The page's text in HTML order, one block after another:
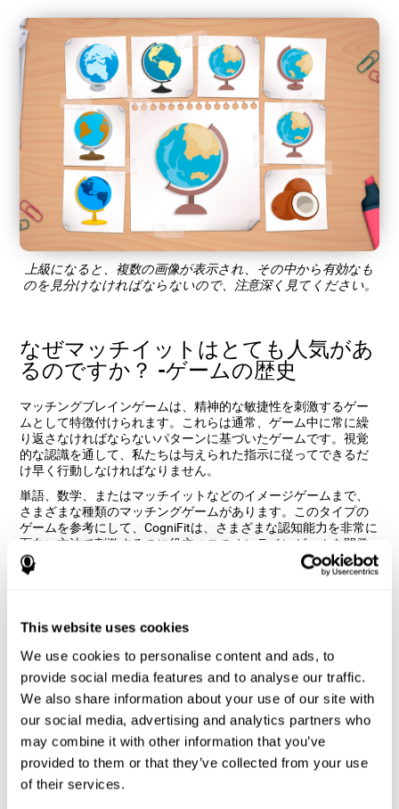
This website uses cookies
We use cookies to personalise content and ads, to
provide social media features and to analyse our traffic.
We also share information about your use of our site with
our social media, advertising and analytics partners who
may combine it with other information that you’ve
provided to them or that they’ve collected from your use
of their services.
上級になると、複数の画像が表示され、その中から有効なも
のを見分けなければならないので、注意深く見てください。
なぜマッチイットはとても人気があ
るのですか？ -ゲームの歴史
マッチングブレインゲームは、精神的な敏捷性を刺激するゲー
ムとして特徴付けられます。これらは通常、ゲーム中に常に繰
り返さなければならないパターンに基づいたゲームです。視覚
的な認識を通して、私たちは与えられた指示に従ってできるだ
け早く行動しなければなりません。
単語、数学、またはマッチイットなどのイメージゲームまで、
さまざまな種類のマッチングゲームがあります。このタイプの
ゲームを参考にして、CogniFitは、さまざまな認知能力を非常に
面白い方法で刺激するのに役立つこのオンラインゲームを開発
しました。
ますか？
CogniFitのマッチイットのようなゲームをプレイすると、特定の
神経活性化パターンが刺激されます。このパターンを一貫して
繰り返しトレーニングすることで、新しいシナプスを作り、神
経回路を再編成して、弱くなった、または損傷した認知機能を
取り戻すことができます。
マッチイットは、抑制と視覚を鍛えるのに役立ちます。これら
のスキルを一貫して刺激することで、新しいシナプスを作成
し、神経回路を再編成し、認知機能を改善することができま